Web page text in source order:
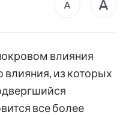
влияния
влияния, из которых
все более